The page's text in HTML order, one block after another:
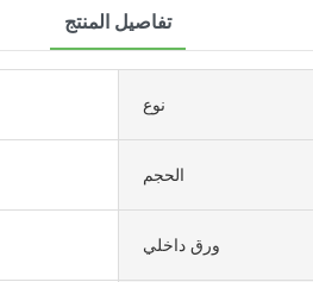
تفاصيل المنتج
نوع
الحجم
ورق داخلي